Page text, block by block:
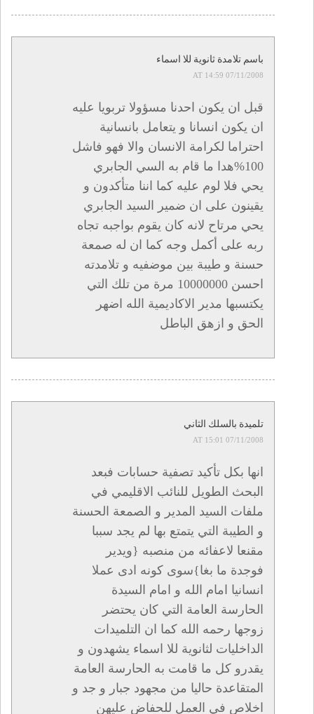
باسم تلامدة ثانوية للا اسماء
07/11/2008 AT 14:59
قبل ان يكون احدنا مسؤولا تربويا عليه
ان يكون انسانا و يتعامل بانسانية
احتراما لكرامة الانسان والا فهو فاشل
100%هدا ما قام به السي الجابري
يحي فلا لوم عليه كما اننا متأكدون و
يقينون على ان ضمير السيد الجابري
يحي مرتاح لانه كان يقوم بواجبه تجاه
ربه على أكمل وجه كما ان له صمعة
حسنة و طيبة بين موضفيه و تلامدته
احسن 10000000 مرة من تلك التي
يكتسبها مدير الاكاديمية الله اضهر
الحق و ازهق الباطل
تلميدة بالسلك الثاني
07/11/2008 AT 15:01
انها بكل تأكيد تصفية حسابات فبعد
البحث الطويل للنائب الاقليمي في
ملفات السيد المدير و الصمعة الحسنة
و الطيبة التي يتمتع بها لم يجد سببا
مقنعا لاعفائه من منصبه {ويدير
فوجدة ما بغا}سوى كونه ادى عملا
انسانيا امام الله و امام السيدة
الحارسة العامة التي كان يحتضر
زوجها رحمه الله كما ان التلميدات
الداخليات لثانوية للا اسماء يشهدون و
يقدرو كل ما قامت به الحارسة العامة
المتقاعدة حاليا من مجهود جبار و جد و
اخلاص في العمل للحفاض عليهن